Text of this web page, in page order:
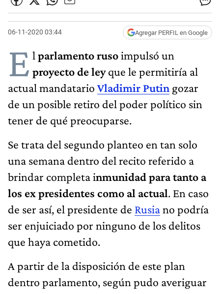
06-11-2020 03:44 Agregar PERFIL en Google
E l parlamento rusoimpulsó un
proyecto de leyque le permitiría al
actual mandatario Vladimir Putin gozar
de un posible retiro del poder político sin
tener de qué preocuparse.
Se trata del segundo planteo en tan solo
una semana dentro del recito referido a
brindar completa inmunidad para tanto a
los ex presidentes como al actual. En caso
de ser así, el presidente de Rusiano podría
ser enjuiciado por ninguno de los delitos
que haya cometido.
A partir de la disposición de este plan
dentro parlamento, según pudo averiguar